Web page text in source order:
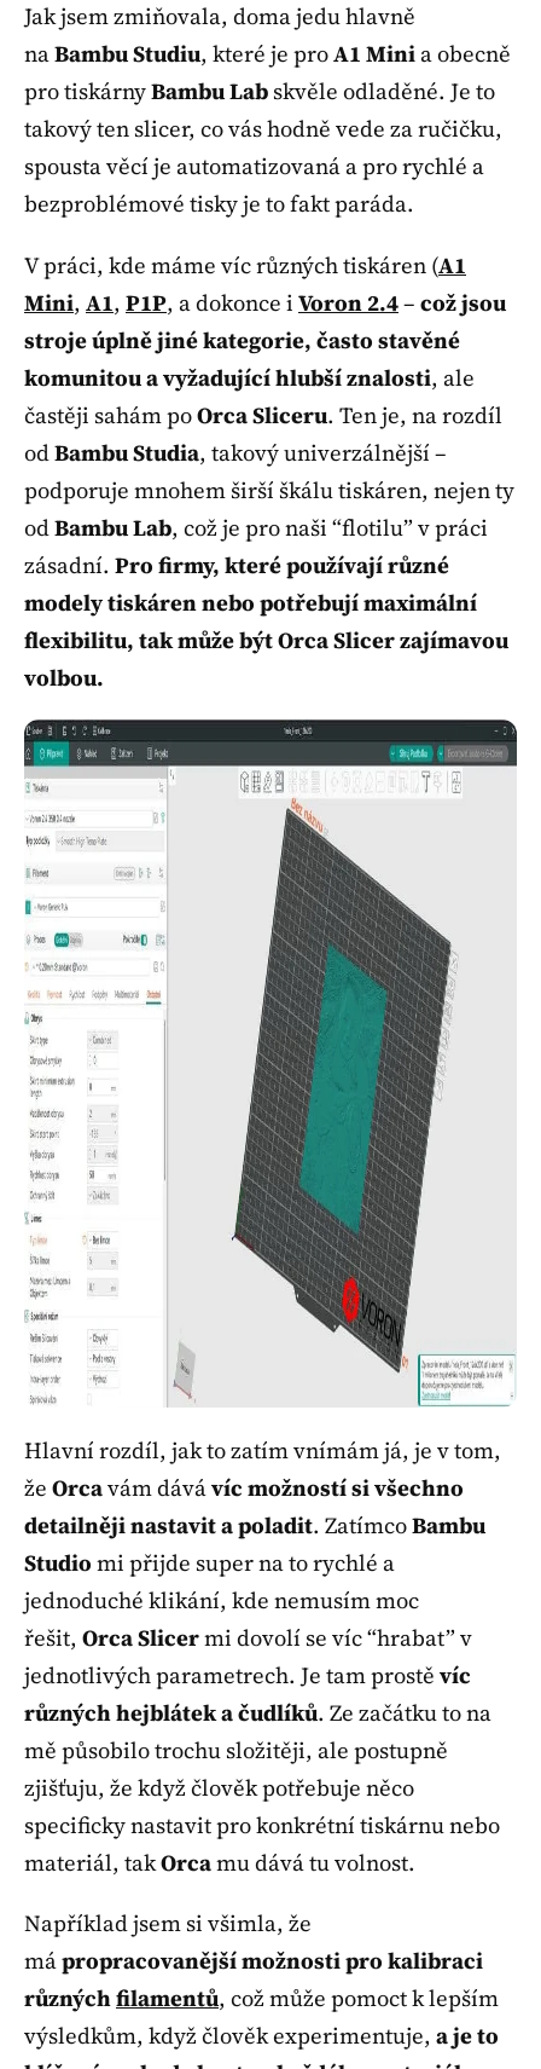
Jak jsem zmiňovala, doma jedu hlavně
naBambu Studiu, které je proA1 Mini a obecně
pro tiskárnyBambu Lab skvěle odladěné. Je to
takový ten slicer, co vás hodně vede za ručičku,
spousta věcí je automatizovaná a pro rychlé a
bezproblémové tisky je to fakt paráda.
V práci, kde máme víc různých tiskáren (A1
Mini, A1, P1P, a dokonce i Voron 2.4– což jsou
stroje úplně jiné kategorie, často stavěné
komunitou a vyžadující hlubší znalosti, ale
častěji sahám poOrca Sliceru. Ten je, na rozdíl
odBambu Studia, takový univerzálnější –
podporuje mnohem širší škálu tiskáren, nejen ty
odBambu Lab, což je pro naši “flotilu” v práci
zásadní. Pro firmy, které používají různé
modely tiskáren nebo potřebují maximální
flexibilitu, tak může být Orca Slicer zajímavou
volbou.
Hlavní rozdíl, jak to zatím vnímám já, je v tom,
že Orcavám dávávíc možností si všechno
detailněji nastavit a poladit. ZatímcoBambu
Studio mi přijde super na to rychlé a
jednoduché klikání, kde nemusím moc
řešit, Orca Slicermi dovolí se víc “hrabat” v
jednotlivých parametrech. Je tam prostě víc
různých hejblátek a čudlíků. Ze začátku to na
mě působilo trochu složitěji, ale postupně
zjišťuju, že když člověk potřebuje něco
specificky nastavit pro konkrétní tiskárnu nebo
materiál, takOrcamu dává tu volnost.
Například jsem si všimla, že
mápropracovanější možnosti pro kalibraci
různýchfilamentů, což může pomoct k lepším
výsledkům, když člověk experimentuje, a je to